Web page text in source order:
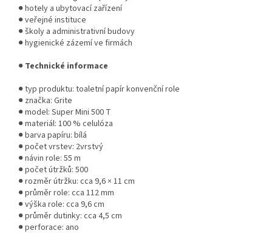
● hotely a ubytovací zařízení
● veřejné instituce
● školy a administrativní budovy
● hygienické zázemí ve firmách
● Technické informace
● typ produktu: toaletní papír konvenční role
● značka: Grite
● model: Super Mini 500 T
● materiál: 100 % celulóza
● barva papíru: bílá
● počet vrstev: 2vrstvý
● návin role: 55 m
● počet útržků: 500
● rozměr útržku: cca 9,6 × 11 cm
● průměr role: cca 112 mm
● výška role: cca 9,6 cm
● průměr dutinky: cca 4,5 cm
● perforace: ano